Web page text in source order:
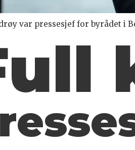
var pressesjef for byrådet i